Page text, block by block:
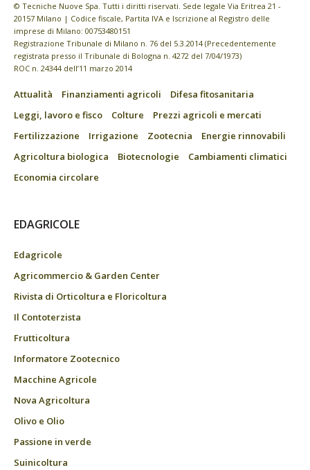
© Tecniche Nuove Spa. Tutti i diritti riservati. Sede legale Via Eritrea 21 -
20157 Milano | Codice fiscale, Partita IVA e Iscrizione al Registro delle
imprese di Milano: 00753480151
Registrazione Tribunale di Milano n. 76 del 5.3.2014 (Precedentemente
registrata presso il Tribunale di Bologna n. 4272 del 7/04/1973)
ROC n. 24344 dell’11 marzo 2014
Attualità Finanziamenti agricoli
Difesa fitosanitaria
Leggi, lavoro e fisco
Colture
Prezzi agricoli e mercati
Fertilizzazione
Irrigazione Zootecnia
Energie rinnovabili
Agricoltura biologica
Biotecnologie
Cambiamenti climatici
Economia circolare
EDAGRICOLE
Edagricole
Agricommercio & Garden Center
Rivista di Orticoltura e Floricoltura
Il Contoterzista
Frutticoltura
Informatore Zootecnico
Macchine Agricole
Nova Agricoltura
Olivo e Olio
Passione in verde
Suinicoltura